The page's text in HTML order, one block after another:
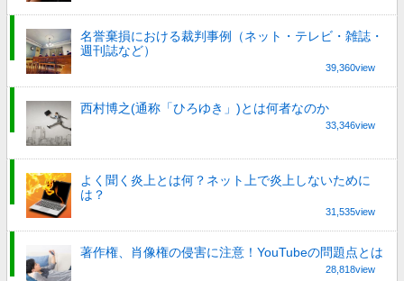
名誉棄損における裁判事例（ネット・テレビ・雑誌・
週刊誌など）
39,360view
西村博之(通称「ひろゆき」)とは何者なのか
33,346view
よく聞く炎上とは何？ネット上で炎上しないために
は？
31,535view
著作権、肖像権の侵害に注意！YouTubeの問題点とは
28,818view